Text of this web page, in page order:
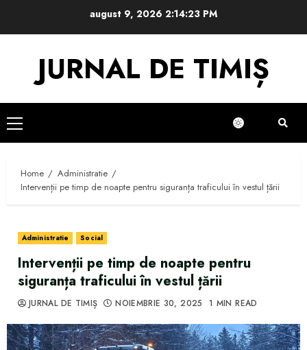
august 9, 2026 2:14:23 PM
JURNAL DE TIMIȘ
Primary
Menu
Home
Administratie
Intervenții pe timp de noapte pentru siguranța traficului în vestul țării
Administratie Social
Intervenții pe timp de noapte pentru
siguranța traficului în vestul țării
JURNAL DE TIMIȘ NOIEMBRIE 30, 2025 1 MIN READ